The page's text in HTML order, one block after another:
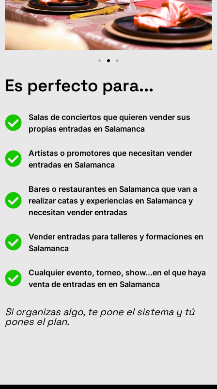
Es perfecto para...
Salas de conciertos que quieren vender sus
propias entradas en Salamanca
Artistas o promotores que necesitan vender
entradas en Salamanca
Bares o restaurantes en Salamanca que van a
realizar catas y experiencias en Salamanca y
necesitan vender entradas
Vender entradas para talleres y formaciones en
Salamanca
Cualquier evento, torneo, show...en el que haya
venta de entradas en en Salamanca
Si organizas algo, te pone el sistema y tú
pones el plan.